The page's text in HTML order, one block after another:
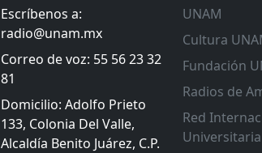
Escríbenos a:
radio@unam.mx
Correo de voz: 55 56 23 32
81
Domicilio: Adolfo Prieto
133, Colonia Del Valle,
Alcaldía Benito Juárez, C.P.
UNAM
Cultura
Fundación
Radios de
Red
Universitaria